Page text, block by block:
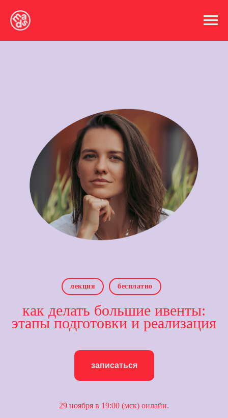
лекция бесплатно
как делать большие ивенты:
этапы подготовки и реализация
записаться
29 ноября в 19:00 (мск) онлайн.